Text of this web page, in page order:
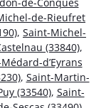
de-Rieufret
, Saint-Michel-
(33840),
d’Eyrans
, Saint-Martin-
(33540), Saint-